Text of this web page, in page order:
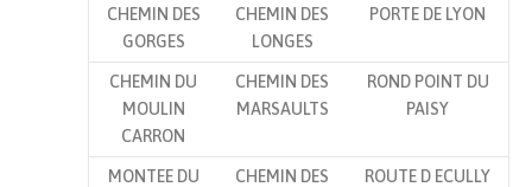
CHEMIN DES
GORGES
CHEMIN DES
LONGES
PORTE DE LYON
CHEMIN DU
MOULIN
CARRON
CHEMIN DES
MARSAULTS
ROND POINT DU
PAISY
MONTEE DU
CHEMIN DES
ROUTE D ECULLY